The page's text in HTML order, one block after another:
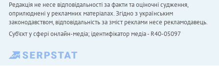
Редакція не несе відповідальності за факти та оціночні судження,
оприлюднені у рекламних матеріалах. Згідно з українським
законодавством, відповідальність за зміст реклами несе рекламодавець.
Cуб'єкт у сфері онлайн-медіа; ідентифікатор медіа - R40-05097